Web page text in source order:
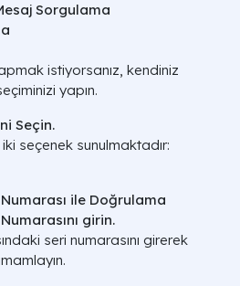
Sorgulama
istiyorsanız, kendiniz
yapın.
Seçin.
seçenek sunulmaktadır:
Numarası ile Doğrulama
girin.
seri numarasını girerek